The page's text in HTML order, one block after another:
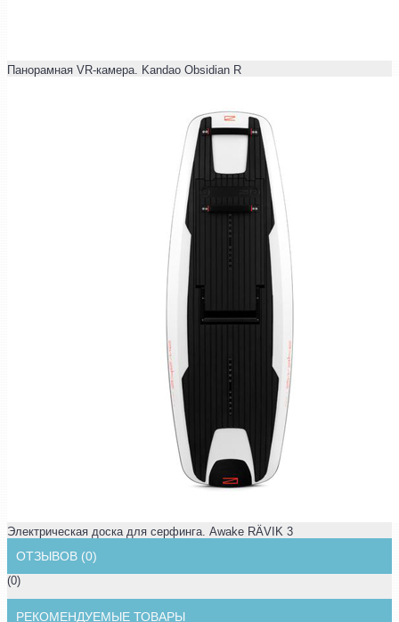
Панорамная VR-камера. Kandao Obsidian R
Электрическая доска для серфинга. Awake RÄVIK 3
ОТЗЫВОВ (0)
(0)
РЕКОМЕНДУЕМЫЕ ТОВАРЫ